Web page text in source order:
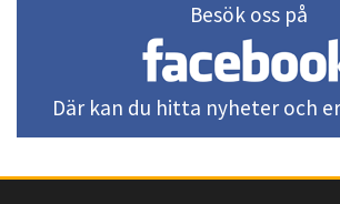
Besök oss på
Där kan du hitta nyheter och